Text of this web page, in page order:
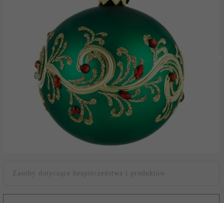
Zasoby dotyczące bezpieczeństwa i produktów